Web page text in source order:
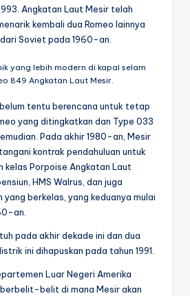
Angkatan Laut Mesir telah
kembali dua Romeo lainnya
Soviet pada 1960-an.
yang lebih modern di kapal selam
849 Angkatan Laut Mesir.
tentu berencana untuk tetap
yang ditingkatkan dan Type 033
Pada akhir 1980-an, Mesir
kontrak pendahuluan untuk
kelas Porpoise Angkatan Laut
HMS Walrus, dan juga
yang berkelas, yang keduanya mulai
an.
pada akhir dekade ini dan dua
ini dihapuskan pada tahun 1991.
Luar Negeri Amerika
belit di mana Mesir akan